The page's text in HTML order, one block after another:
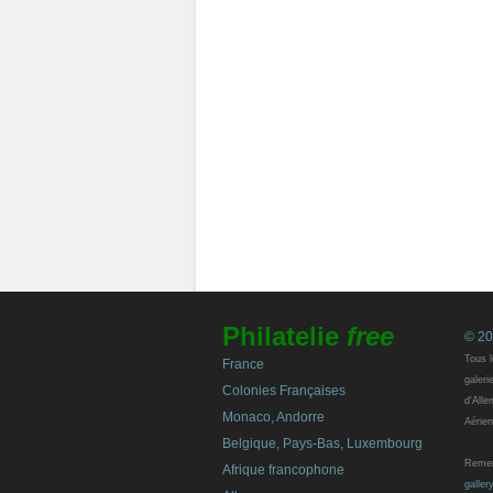
Philatelie free
France
Colonies Françaises
Monaco, Andorre
Belgique, Pays-Bas, Luxembourg
Afrique francophone
©
Tous
gallery